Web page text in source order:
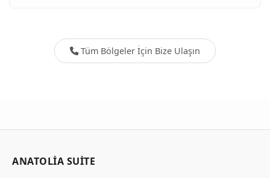
Tüm Bölgeler İçin Bize Ulaşın
ANATOLIA SUITE